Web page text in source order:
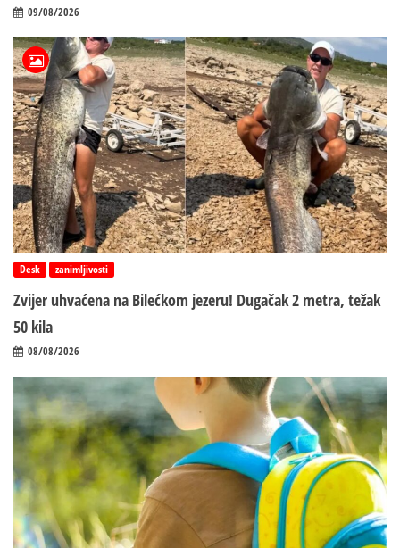
09/08/2026
Desk zanimljivosti
Zvijer uhvaćena na Bilećkom jezeru! Dugačak 2 metra, težak
50 kila
08/08/2026